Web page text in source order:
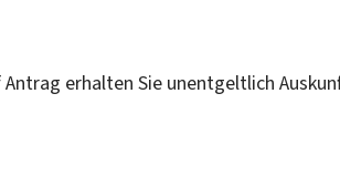
erhalten Sie unentgeltlich